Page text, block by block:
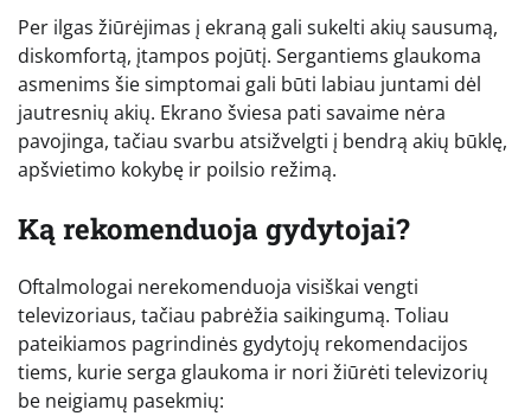
Per ilgas žiūrėjimas į ekraną gali sukelti akių sausumą,
diskomfortą, įtampos pojūtį. Sergantiems glaukoma
asmenims šie simptomai gali būti labiau juntami dėl
jautresnių akių. Ekrano šviesa pati savaime nėra
pavojinga, tačiau svarbu atsižvelgti į bendrą akių būklę,
apšvietimo kokybę ir poilsio režimą.
Ką rekomenduoja gydytojai?
Oftalmologai nerekomenduoja visiškai vengti
televizoriaus, tačiau pabrėžia saikingumą. Toliau
pateikiamos pagrindinės gydytojų rekomendacijos
tiems, kurie serga glaukoma ir nori žiūrėti televizorių
be neigiamų pasekmių: